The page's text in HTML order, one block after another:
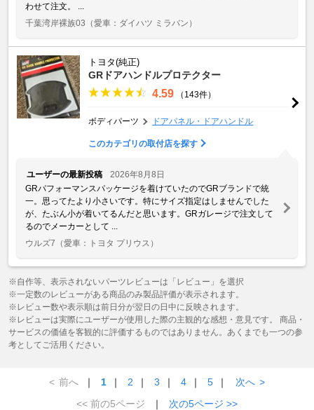
わせて注文。 ...
千葉湾岸裸族03 （愛車：ダイハツ ミラバン）
トヨタ(純正)
GRドアハンドルプロテクター
4.59 （143件）
ボディパーツ ドアパネル・ドアハンドル
このカテゴリの取付店を探す
ユーザーの最新投稿
2026年8月8日
GRパフォーマンスパッケージを着けていたのでGRブランドで統
一。思ってたより小さいです。特にサイズ指定はしませんでした
が、たぶん小が着いてるんだと思います。GRガレージで注文して
るのでメーカーとして ...
ウルズ7 （愛車：トヨタ プリウス）
※自作等、表示されないパーツレビューは「レビュー」を選択
※一定数のレビューがある商品のみ製品評価が表示されます。
※レビュー数や表示順は前日分が翌日の日中に反映されます。
※レビューは実際にユーザーが使用した際の主観的な感想・意見です。 商品・
サービスの価値を客観的に評価するものではありません。あくまでも一つの参
考としてご活用ください。
< 前へ ｜ 1 ｜ 2 ｜ 3 ｜ 4 ｜ 5 ｜ 次へ >
<< 前の5ページ
｜ 次の5ページ >>